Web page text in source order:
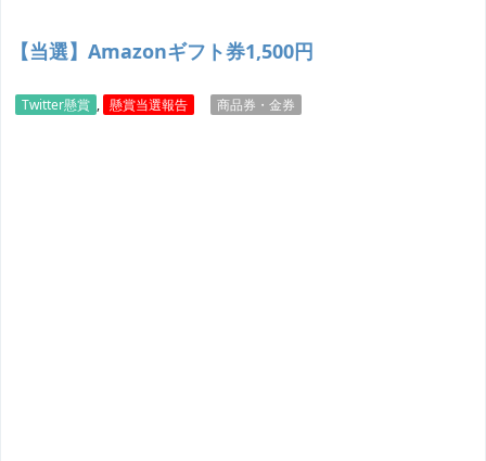
【当選】Amazonギフト券1,500円
Twitter懸賞 , 懸賞当選報告 商品券・金券